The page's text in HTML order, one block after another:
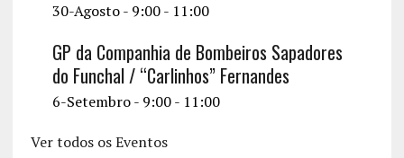
30-Agosto - 9:00- 11:00
GP da Companhia de Bombeiros Sapadores
do Funchal / “Carlinhos” Fernandes
6-Setembro - 9:00- 11:00
Ver todos os Eventos